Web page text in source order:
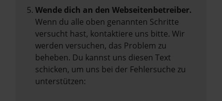
Wende dich an den Webseitenbetreiber.
Wenn du alle oben genannten Schritte
versucht hast, kontaktiere uns bitte. Wir
werden versuchen, das Problem zu
beheben. Du kannst uns diesen Text
schicken, um uns bei der Fehlersuche zu
unterstützen: